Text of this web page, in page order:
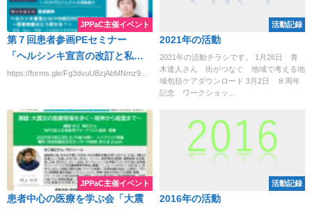
JPPaC主催イベント
第７回患者参画PEセミナー
「ヘルシンキ宣言の改訂と私た
ちが目指す患者参
画」
時 オンライ
ン 基
調講演は、「ヘルシンキ宣言と
GCPの改訂が意味するもの～患
者参画はどう変わるか～」講
師：松山琴音さん（日本医科大
https://forms.gle/Fg3dvuUBzjAbMNmz9...
活動記録
2021年の活動
2021年の活動チラシです。 1月26日 青
木達人さん 街がつなぐ 地域で考える地
域包括ケアダウンロード 3月2日 ８周年
記念 ワークショッ...
JPPaC主催イベント
患者中心の医療を学ぶ会「大震
活動記録
2016年の活動